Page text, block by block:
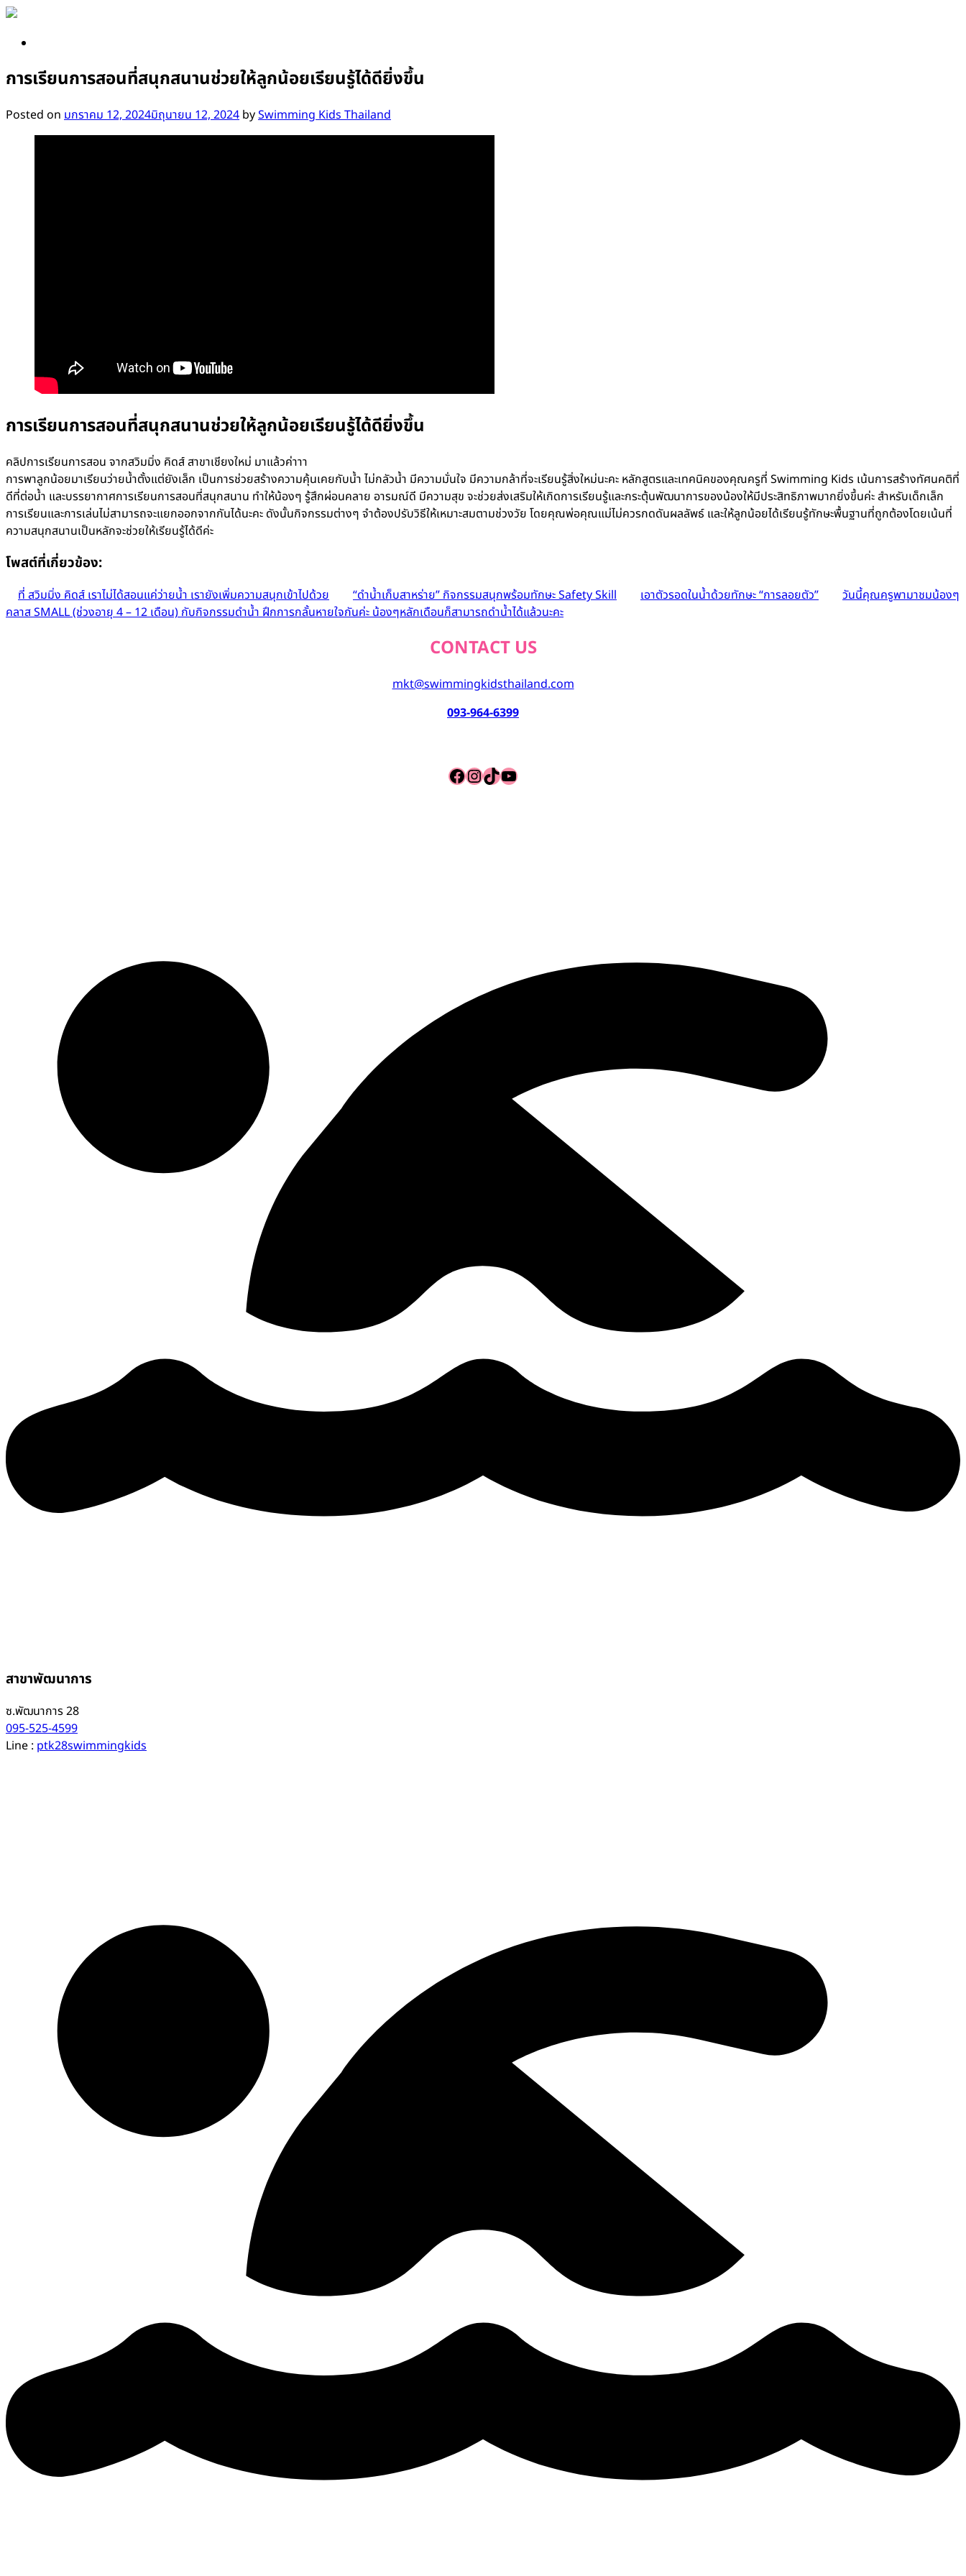
Skip
content
การเรียนการสอนที่สนุกสนานช่วยให้ลูกน้อยเรียนรู้ได้ดียิ่งขึ้น
Posted on มกราคม 12, 2024มิถุนายน 12, 2024 bySwimming Kids Thailand
การเรียนการสอนที่สนุกสนานช่วยให้ลูกน้อยเรียนรู้ได้ดียิ่งขึ้น
คลิปการเรียนการสอน จากสวิมมิ่ง คิดส์ สาขาเชียงใหม่ มาแล้วค่าาา
การพาลูกน้อยมาเรียนว่ายน้ำตั้งแต่ยังเล็ก เป็นการช่วยสร้างความคุ้นเคยกับน้ำ ไม่กลัวน้ำ มีความมั่นใจ มีความกล้าที่จะเรียนรู้สิ่งใหม่นะคะ หลักสูตรและเทคนิคของคุณครูที่ Swimming Kids เน้นการสร้างทัศนคติที่
ดีที่ต่อน้ำ และบรรยากาศการเรียนการสอนที่สนุกสนาน ทำให้น้องๆ รู้สึกผ่อนคลาย อารมณ์ดี มีความสุข จะช่วยส่งเสริมให้เกิดการเรียนรู้และกระตุ้นพัฒนาการของน้องให้มีประสิทธิภาพมากยิ่งขึ้นค่ะ สำหรับเด็กเล็ก
การเรียนและการเล่นไม่สามารถจะแยกออกจากกันได้นะคะ ดังนั้นกิจกรรมต่างๆ จำต้องปรับวิธีให้เหมาะสมตามช่วงวัย โดยคุณพ่อคุณแม่ไม่ควรกดดันผลลัพธ์ และให้ลูกน้อยได้เรียนรู้ทักษะพื้นฐานที่ถูกต้องโดยเน้นที่
ความสนุกสนานเป็นหลักจะช่วยให้เรียนรู้ได้ดีค่ะ
โพสต์ที่เกี่ยวข้อง:
ที่ สวิมมิ่ง คิดส์ เราไม่ได้สอนแค่ว่ายน้ำ เรายังเพิ่มความสนุกเข้าไปด้วย “ดำน้ำเก็บสาหร่าย” กิจกรรมสนุกพร้อมทักษะ Safety Skill เอาตัวรอดในน้ำด้วยทักษะ “การลอยตัว”
วันนี้คุณครูพามาชมน้องๆ
คลาส SMALL (ช่วงอายุ 4 – 12 เดือน) กับกิจกรรมดำน้ำ ฝึกการกลั้นหายใจกันค่ะ น้องๆหลักเดือนก็สามารถดำน้ำได้แล้วนะคะ
CONTACT US
mkt@swimmingkidsthailand.com
093-964-6399
Facebook
Instagram
TikTok
YouTube
สาขาพัฒนาการ
ซ.พัฒนาการ 28
095-525-4599
Line : ptk28swimmingkids